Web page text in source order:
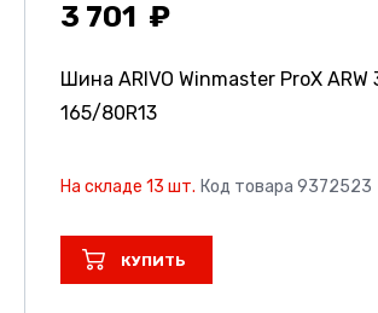
3 701
Шина ARIVO Winmaster ProX ARW
165/80R13
На складе 13 шт. Код товара 9372523
КУПИТЬ